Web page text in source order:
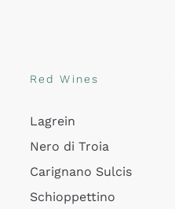
Red Wines
Lagrein
Nero di Troia
Carignano Sulcis
Schioppettino